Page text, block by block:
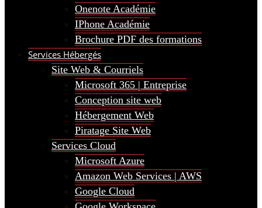
Onenote Académie
IPhone Académie
Brochure PDF des formations
Services Hébergés
Site Web & Courriels
Microsoft 365 | Entreprise
Conception site web
Hébergement Web
Piratage Site Web
Services Cloud
Microsoft Azure
Amazon Web Services | AWS
Google Cloud